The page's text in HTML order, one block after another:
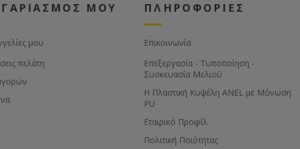
ΜΟΥ
μου
πελάτη
ΠΛΗΡΟΦΟΡΙΕΣ
Επικοινωνία
Επεξεργασία - Τυποποίηση -
Συσκευασία Μελιού
Η Πλαστική Κυψέλη ANEL με Μόνωση
PU
Εταιρικό Προφίλ
Πολιτική Ποιότητας